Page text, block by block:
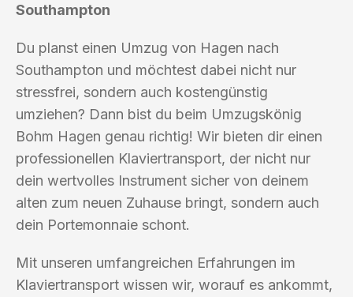
Southampton
Du planst einen Umzug von Hagen nach
Southampton und möchtest dabei nicht nur
stressfrei, sondern auch kostengünstig
umziehen? Dann bist du beim Umzugskönig
Bohm Hagen genau richtig! Wir bieten dir einen
professionellen Klaviertransport, der nicht nur
dein wertvolles Instrument sicher von deinem
alten zum neuen Zuhause bringt, sondern auch
dein Portemonnaie schont.
Mit unseren umfangreichen Erfahrungen im
Klaviertransport wissen wir, worauf es ankommt,